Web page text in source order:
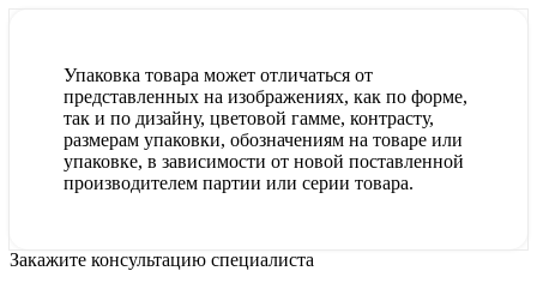
Упаковка товара может отличаться от
представленных на изображениях, как по форме,
так и по дизайну, цветовой гамме, контрасту,
размерам упаковки, обозначениям на товаре или
упаковке, в зависимости от новой поставленной
производителем партии или серии товара.
Закажите консультацию специалиста